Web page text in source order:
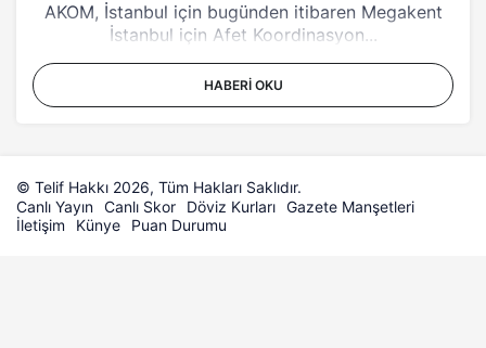
AKOM, İstanbul için bugünden itibaren Megakent
İstanbul için Afet Koordinasyon...
HABERI OKU
© Telif Hakkı 2026, Tüm Hakları Saklıdır.
Canlı Yayın Canlı Skor Döviz Kurları Gazete Manşetleri
İletişim
Künye Puan Durumu